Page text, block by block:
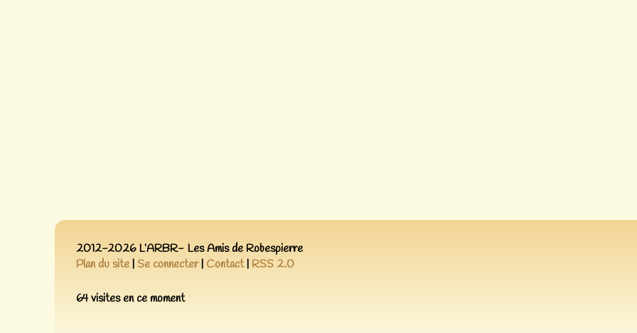
2012-2026 L’ARBR- Les Amis de Robespierre
Plan du site Se connecter| Contact| RSS 2.0
64 visites en ce moment